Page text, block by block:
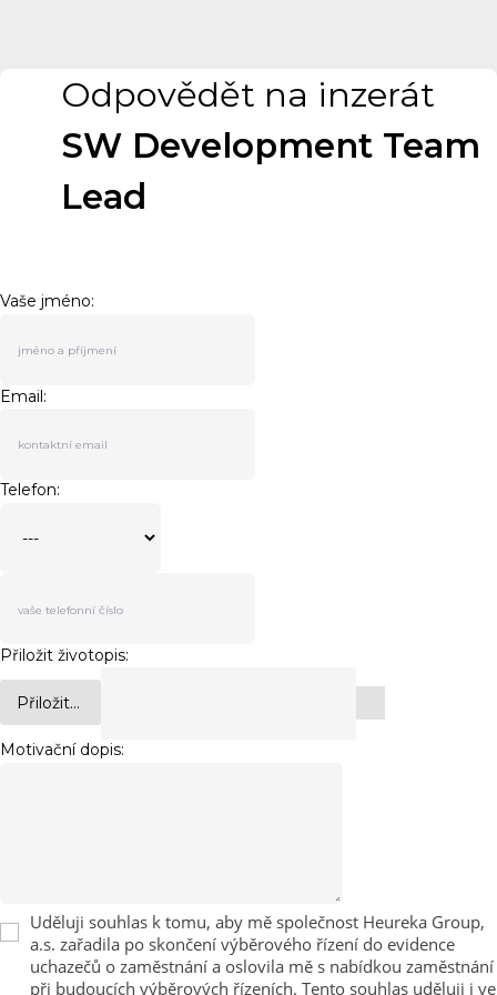
Odpovědět na inzerát
SW Development Team
Lead
Vaše jméno:
Email:
Telefon:
Přiložit životopis:
Přiložit...
Motivační dopis:
Uděluji souhlas k tomu, aby mě společnost Heureka Group,
a.s. zařadila po skončení výběrového řízení do evidence
uchazečů o zaměstnání a oslovila mě s nabídkou zaměstnání
při budoucích výběrových řízeních. Tento souhlas uděluji i ve